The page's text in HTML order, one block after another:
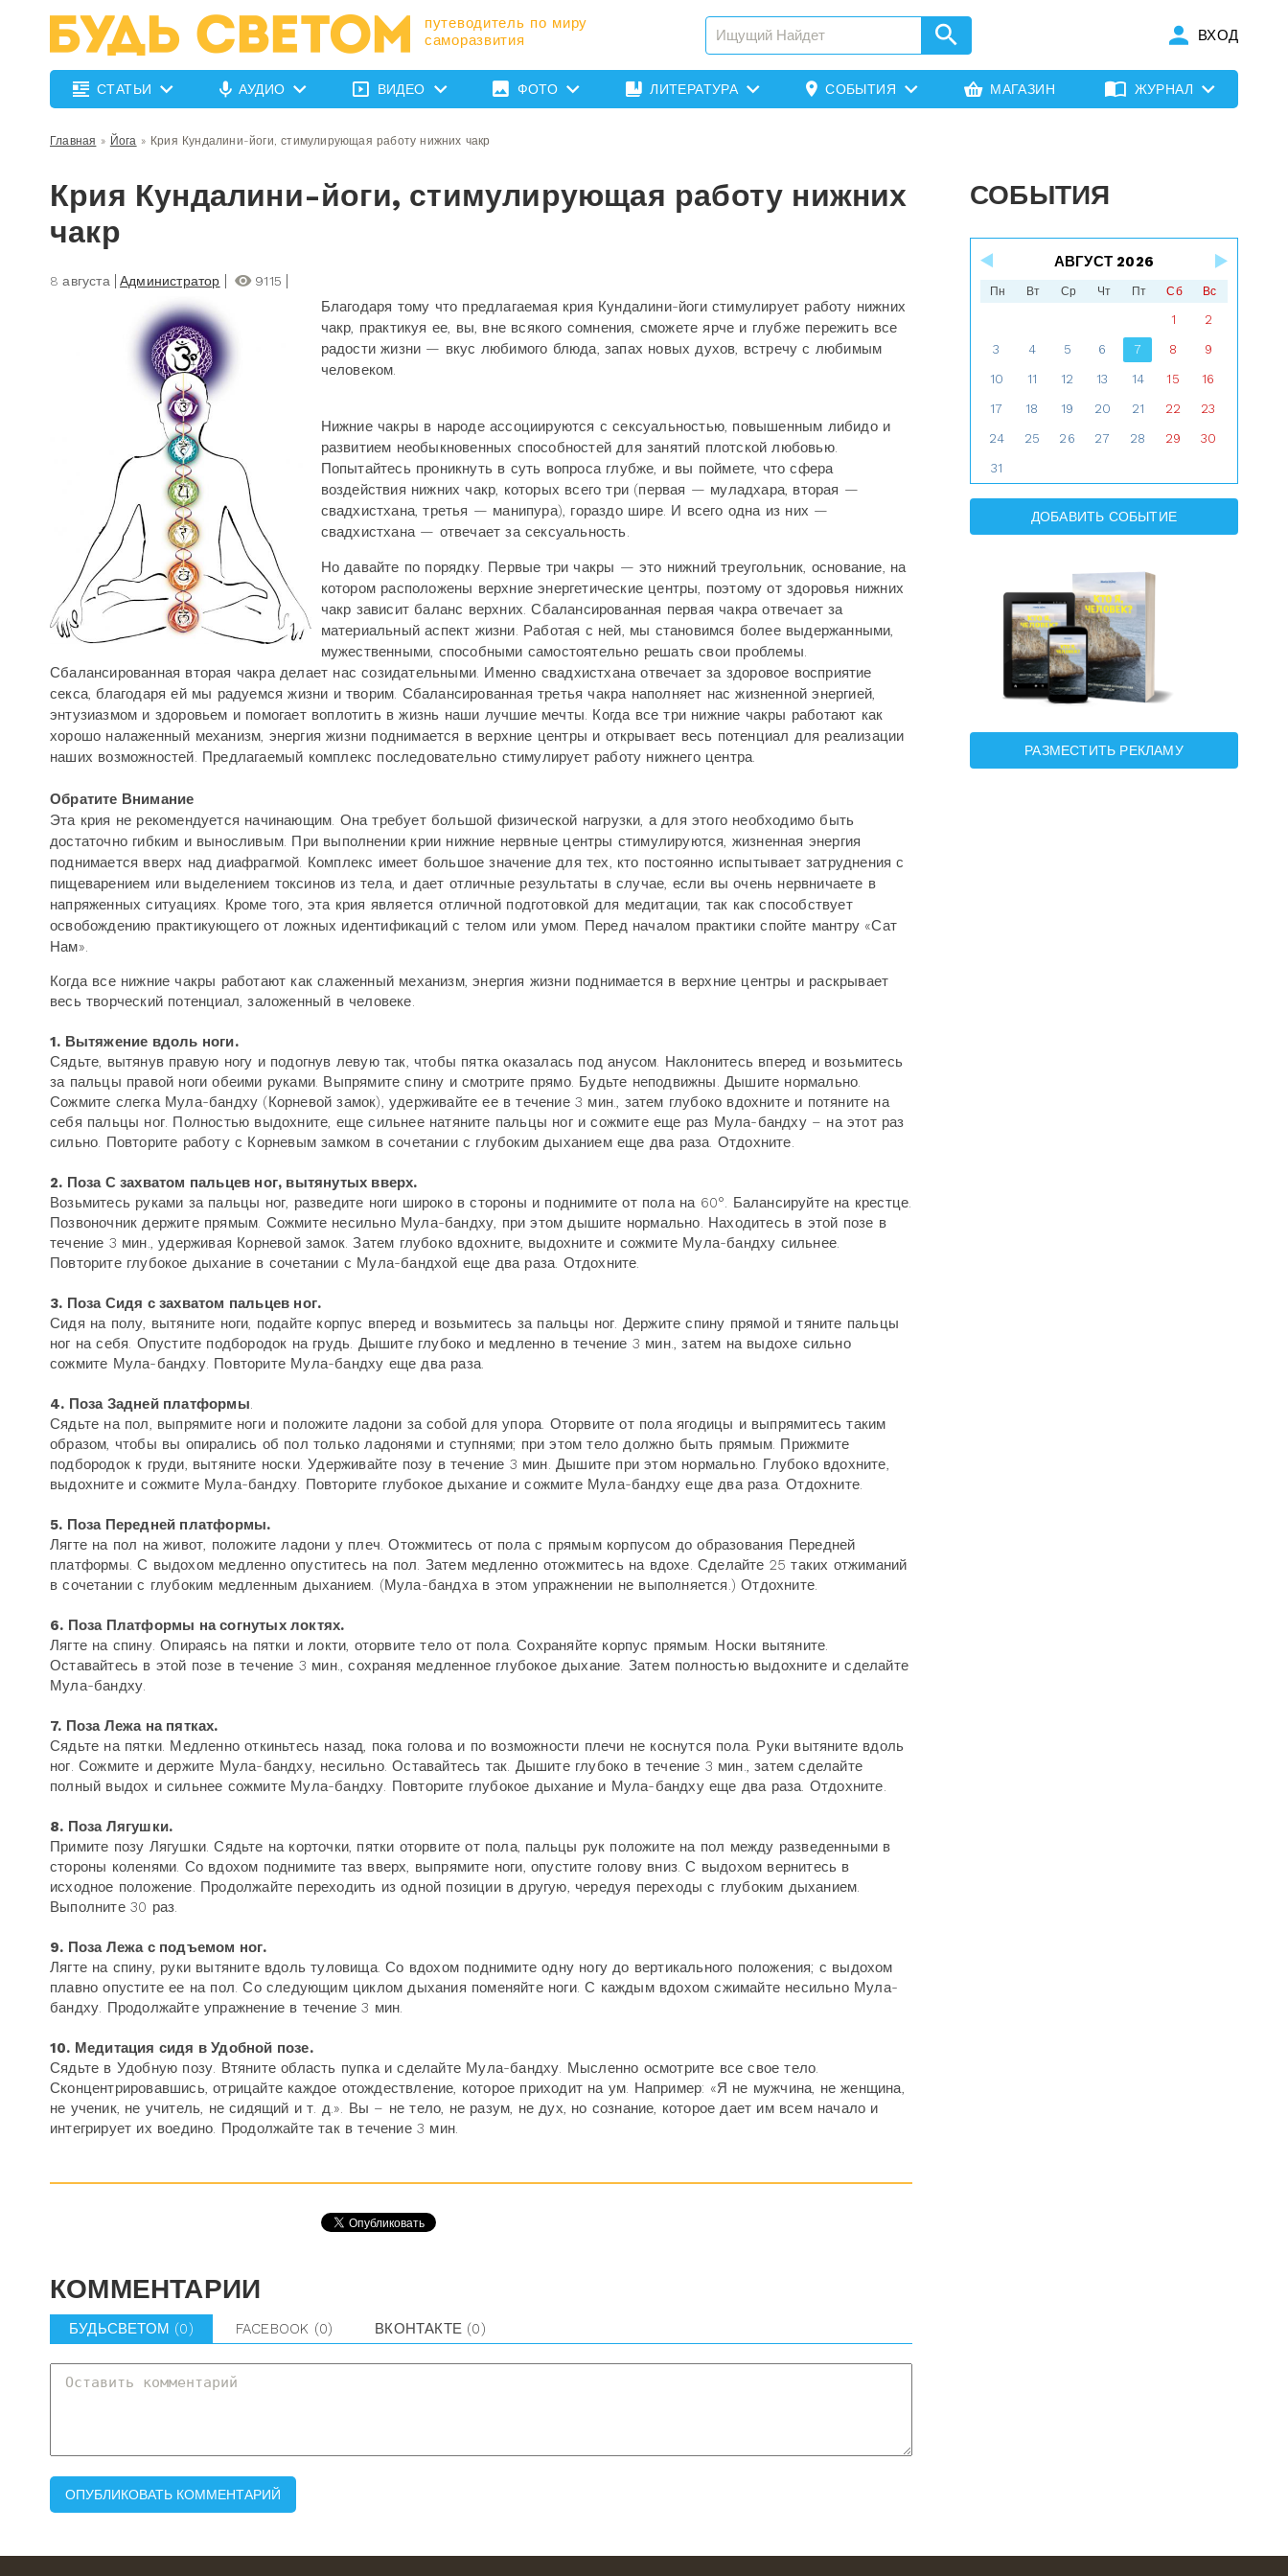
путеводитель по миру
саморазвития
ВХОД
СТАТЬИ АУДИО ВИДЕО ФОТО ЛИТЕРАТУРА СОБЫТИЯ МАГАЗИН ЖУРНАЛ
Главная » Йога » Крия Кундалини-йоги, стимулирующая работу нижних чакр
Крия Кундалини-йоги, стимулирующая работу нижних
чакр
8 августа Администратор 9115
Благодаря тому что предлагаемая крия Кундалини-йоги стимулирует работу нижних
чакр, практикуя ее, вы, вне всякого сомнения, сможете ярче и глубже пережить все
радости жизни — вкус любимого блюда, запах новых духов, встречу с любимым
человеком.
Нижние чакры в народе ассоциируются с сексуальностью, повышенным либидо и
развитием необыкновенных способностей для занятий плотской любовью.
Попытайтесь проникнуть в суть вопроса глубже, и вы поймете, что сфера
воздействия нижних чакр, которых всего три (первая — муладхара, вторая —
свадхистхана, третья — манипура), гораздо шире. И всего одна из них —
свадхистхана — отвечает за сексуальность.
Но давайте по порядку. Первые три чакры — это нижний треугольник, основание, на
котором расположены верхние энергетические центры, поэтому от здоровья нижних
чакр зависит баланс верхних. Сбалансированная первая чакра отвечает за
материальный аспект жизни. Работая с ней, мы становимся более выдержанными,
мужественными, способными самостоятельно решать свои проблемы.
Сбалансированная вторая чакра делает нас созидательными. Именно свадхистхана отвечает за здоровое восприятие
секса, благодаря ей мы радуемся жизни и творим. Сбалансированная третья чакра наполняет нас жизненной энергией,
энтузиазмом и здоровьем и помогает воплотить в жизнь наши лучшие мечты. Когда все три нижние чакры работают как
хорошо налаженный механизм, энергия жизни поднимается в верхние центры и открывает весь потенциал для реализации
наших возможностей. Предлагаемый комплекс последовательно стимулирует работу нижнего центра.
Обратите Внимание
Эта крия не рекомендуется начинающим. Она требует большой физической нагрузки, а для этого необходимо быть
достаточно гибким и выносливым. При выполнении крии нижние нервные центры стимулируются, жизненная энергия
поднимается вверх над диафрагмой. Комплекс имеет большое значение для тех, кто постоянно испытывает затруднения с
пищеварением или выделением токсинов из тела, и дает отличные результаты в случае, если вы очень нервничаете в
напряженных ситуациях. Кроме того, эта крия является отличной подготовкой для медитации, так как способствует
освобождению практикующего от ложных идентификаций с телом или умом. Перед началом практики спойте мантру «Сат
Нам».
Когда все нижние чакры работают как слаженный механизм, энергия жизни поднимается в верхние центры и раскрывает
весь творческий потенциал, заложенный в человеке.
1. Вытяжение вдоль ноги.
Сядьте, вытянув правую ногу и подогнув левую так, чтобы пятка оказалась под анусом. Наклонитесь вперед и возьмитесь
за пальцы правой ноги обеими руками. Выпрямите спину и смотрите прямо. Будьте неподвижны. Дышите нормально.
Сожмите слегка Мула-бандху (Корневой замок), удерживайте ее в течение 3 мин., затем глубоко вдохните и потяните на
себя пальцы ног. Полностью выдохните, еще сильнее натяните пальцы ног и сожмите еще раз Мула-бандху – на этот раз
сильно. Повторите работу с Корневым замком в сочетании с глубоким дыханием еще два раза. Отдохните.
2. Поза С захватом пальцев ног, вытянутых вверх.
Возьмитесь руками за пальцы ног, разведите ноги широко в стороны и поднимите от пола на 60°. Балансируйте на крестце.
Позвоночник держите прямым. Сожмите несильно Мула-бандху, при этом дышите нормально. Находитесь в этой позе в
течение 3 мин., удерживая Корневой замок. Затем глубоко вдохните, выдохните и сожмите Мула-бандху сильнее.
Повторите глубокое дыхание в сочетании с Мула-бандхой еще два раза. Отдохните.
3. Поза Сидя с захватом пальцев ног.
Сидя на полу, вытяните ноги, подайте корпус вперед и возьмитесь за пальцы ног. Держите спину прямой и тяните пальцы
ног на себя. Опустите подбородок на грудь. Дышите глубоко и медленно в течение 3 мин., затем на выдохе сильно
сожмите Мула-бандху. Повторите Мула-бандху еще два раза.
4. Поза Задней платформы.
Сядьте на пол, выпрямите ноги и положите ладони за собой для упора. Оторвите от пола ягодицы и выпрямитесь таким
образом, чтобы вы опирались об пол только ладонями и ступнями; при этом тело должно быть прямым. Прижмите
подбородок к груди, вытяните носки. Удерживайте позу в течение 3 мин. Дышите при этом нормально. Глубоко вдохните,
выдохните и сожмите Мула-бандху. Повторите глубокое дыхание и сожмите Мула-бандху еще два раза. Отдохните.
5. Поза Передней платформы.
Лягте на пол на живот, положите ладони у плеч. Отожмитесь от пола с прямым корпусом до образования Передней
платформы. С выдохом медленно опуститесь на пол. Затем медленно отожмитесь на вдохе. Сделайте 25 таких отжиманий
в сочетании с глубоким медленным дыханием. (Мула-бандха в этом упражнении не выполняется.) Отдохните.
6. Поза Платформы на согнутых локтях.
Лягте на спину. Опираясь на пятки и локти, оторвите тело от пола. Сохраняйте корпус прямым. Носки вытяните.
Оставайтесь в этой позе в течение 3 мин., сохраняя медленное глубокое дыхание. Затем полностью выдохните и сделайте
Мула-бандху.
7. Поза Лежа на пятках.
Сядьте на пятки. Медленно откиньтесь назад, пока голова и по возможности плечи не коснутся пола. Руки вытяните вдоль
ног. Сожмите и держите Мула-бандху, несильно. Оставайтесь так. Дышите глубоко в течение 3 мин., затем сделайте
полный выдох и сильнее сожмите Мула-бандху. Повторите глубокое дыхание и Мула-бандху еще два раза. Отдохните.
8. Поза Лягушки.
Примите позу Лягушки. Сядьте на корточки, пятки оторвите от пола, пальцы рук положите на пол между разведенными в
стороны коленями. Со вдохом поднимите таз вверх, выпрямите ноги, опустите голову вниз. С выдохом вернитесь в
исходное положение. Продолжайте переходить из одной позиции в другую, чередуя переходы с глубоким дыханием.
Выполните 30 раз.
9. Поза Лежа с подъемом ног.
Лягте на спину, руки вытяните вдоль туловища. Со вдохом поднимите одну ногу до вертикального положения; с выдохом
плавно опустите ее на пол. Со следующим циклом дыхания поменяйте ноги. С каждым вдохом сжимайте несильно Мула-
бандху. Продолжайте упражнение в течение 3 мин.
10. Медитация сидя в Удобной позе.
Сядьте в Удобную позу. Втяните область пупка и сделайте Мула-бандху. Мысленно осмотрите все свое тело.
Сконцентрировавшись, отрицайте каждое отождествление, которое приходит на ум. Например: «Я не мужчина, не женщина,
не ученик, не учитель, не сидящий и т. д.». Вы – не тело, не разум, не дух, но сознание, которое дает им всем начало и
интегрирует их воедино. Продолжайте так в течение 3 мин.
КОММЕНТАРИИ
БУДЬСВЕТОМ (0) FACEBOOK (0) ВКОНТАКТЕ (0)
СОБЫТИЯ
АВГУСТ 2026
Пн Вт Ср Чт Пт Сб Вс
1 2
3 4 5 6 7 8 9
10 11 12 13 14 15 16
17 18 19 20 21 22 23
24 25 26 27 28 29 30
31
ДОБАВИТЬ СОБЫТИЕ
РАЗМЕСТИТЬ РЕКЛАМУ